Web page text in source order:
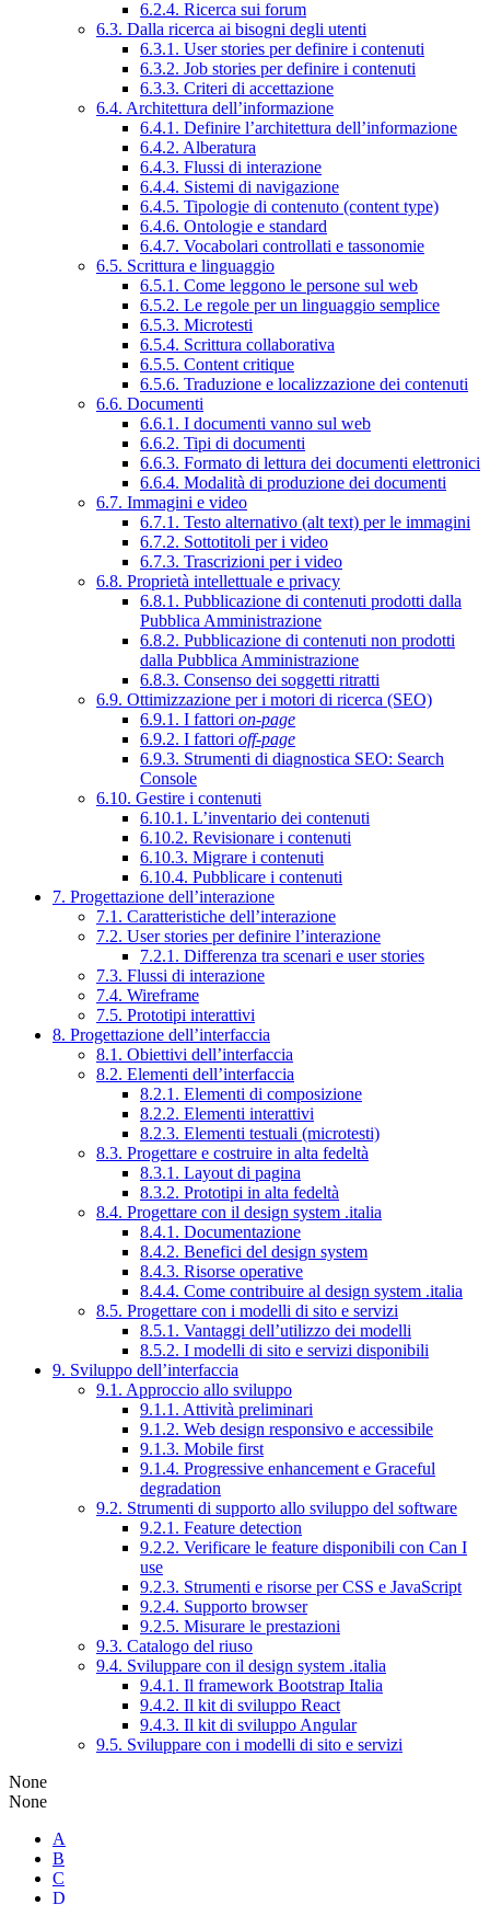
6.2.4. Ricerca sui forum
6.3. Dalla ricerca ai bisogni degli utenti
6.3.1. User stories per definire i contenuti
6.3.2. Job stories per definire i contenuti
6.3.3. Criteri di accettazione
6.4. Architettura dell’informazione
6.4.1. Definire l’architettura dell’informazione
6.4.2. Alberatura
6.4.3. Flussi di interazione
6.4.4. Sistemi di navigazione
6.4.5. Tipologie di contenuto (content type)
6.4.6. Ontologie e standard
6.4.7. Vocabolari controllati e tassonomie
6.5. Scrittura e linguaggio
6.5.1. Come leggono le persone sul web
6.5.2. Le regole per un linguaggio semplice
6.5.3. Microtesti
6.5.4. Scrittura collaborativa
6.5.5. Content critique
6.5.6. Traduzione e localizzazione dei contenuti
6.6. Documenti
6.6.1. I documenti vanno sul web
6.6.2. Tipi di documenti
6.6.3. Formato di lettura dei documenti elettronici
6.6.4. Modalità di produzione dei documenti
6.7. Immagini e video
6.7.1. Testo alternativo (alt text) per le immagini
6.7.2. Sottotitoli per i video
6.7.3. Trascrizioni per i video
6.8. Proprietà intellettuale e privacy
6.8.1. Pubblicazione di contenuti prodotti dalla
Pubblica Amministrazione
6.8.2. Pubblicazione di contenuti non prodotti
dalla Pubblica Amministrazione
6.8.3. Consenso dei soggetti ritratti
6.9. Ottimizzazione per i motori di ricerca (SEO)
6.9.1. I fattori on-page
6.9.2. I fattori off-page
6.9.3. Strumenti di diagnostica SEO: Search
Console
6.10. Gestire i contenuti
6.10.1. L’inventario dei contenuti
6.10.2. Revisionare i contenuti
6.10.3. Migrare i contenuti
6.10.4. Pubblicare i contenuti
7. Progettazione dell’interazione
7.1. Caratteristiche dell’interazione
7.2. User stories per definire l’interazione
7.2.1. Differenza tra scenari e user stories
7.3. Flussi di interazione
7.4. Wireframe
7.5. Prototipi interattivi
8. Progettazione dell’interfaccia
8.1. Obiettivi dell’interfaccia
8.2. Elementi dell’interfaccia
8.2.1. Elementi di composizione
8.2.2. Elementi interattivi
8.2.3. Elementi testuali (microtesti)
8.3. Progettare e costruire in alta fedeltà
8.3.1. Layout di pagina
8.3.2. Prototipi in alta fedeltà
8.4. Progettare con il design system .italia
8.4.1. Documentazione
8.4.2. Benefici del design system
8.4.3. Risorse operative
8.4.4. Come contribuire al design system .italia
8.5. Progettare con i modelli di sito e servizi
8.5.1. Vantaggi dell’utilizzo dei modelli
8.5.2. I modelli di sito e servizi disponibili
9. Sviluppo dell’interfaccia
9.1. Approccio allo sviluppo
9.1.1. Attività preliminari
9.1.2. Web design responsivo e accessibile
9.1.3. Mobile first
9.1.4. Progressive enhancement e Graceful
degradation
9.2. Strumenti di supporto allo sviluppo del software
9.2.1. Feature detection
9.2.2. Verificare le feature disponibili con Can I
use
9.2.3. Strumenti e risorse per CSS e JavaScript
9.2.4. Supporto browser
9.2.5. Misurare le prestazioni
9.3. Catalogo del riuso
9.4. Sviluppare con il design system .italia
9.4.1. Il framework Bootstrap Italia
9.4.2. Il kit di sviluppo React
9.4.3. Il kit di sviluppo Angular
9.5. Sviluppare con i modelli di sito e servizi
None
None
A
B
C
D